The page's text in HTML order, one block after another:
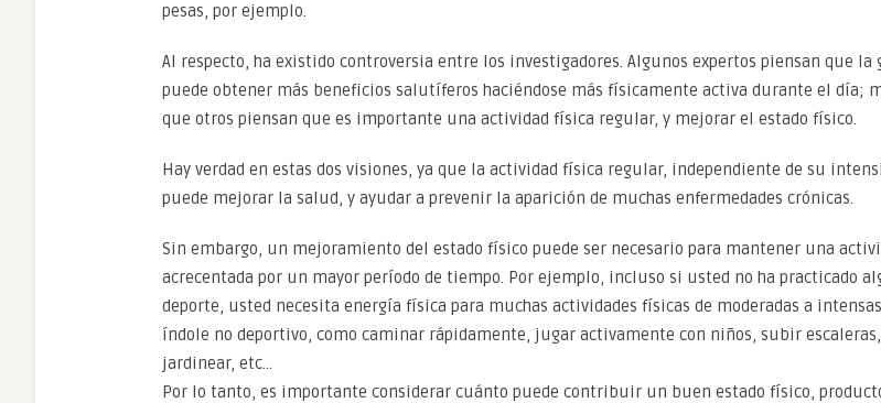
pesas, por ejemplo.
Al respecto, ha existido controversia entre los investigadores. Algunos expertos piensan que la
puede obtener más beneficios salutíferos haciéndose más físicamente activa durante el día;
que otros piensan que es importante una actividad física regular, y mejorar el estado físico.
Hay verdad en estas dos visiones, ya que la actividad física regular, independiente de su
puede mejorar la salud, y ayudar a prevenir la aparición de muchas enfermedades crónicas.
Sin embargo, un mejoramiento del estado físico puede ser necesario para mantener una
acrecentada por un mayor período de tiempo. Por ejemplo, incluso si usted no ha practicado
deporte, usted necesita energía física para muchas actividades físicas de moderadas a
índole no deportivo, como caminar rápidamente, jugar activamente con niños, subir escaleras,
jardinear, etc…
Por lo tanto, es importante considerar cuánto puede contribuir un buen estado físico,